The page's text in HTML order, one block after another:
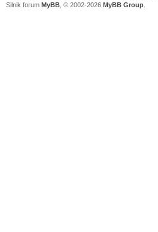
Silnik forum MyBB , © 2002-2026 MyBB Group